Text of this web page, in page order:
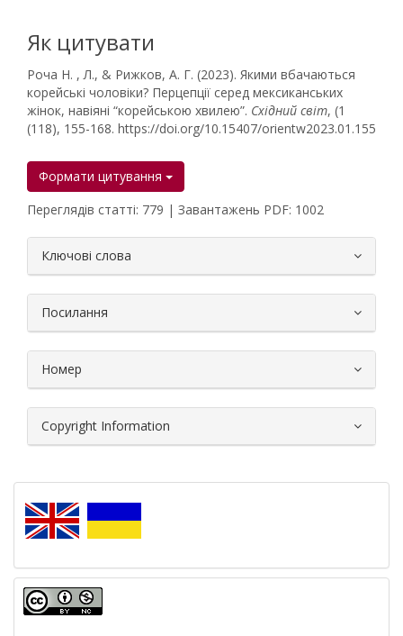
Як цитувати
Роча Н. , Л., & Рижков, А. Г. (2023). Якими вбачаються
корейські чоловіки? Перцепції серед мексиканських
жінок, навіяні “корейською хвилею”. Східний світ, (1
(118), 155-168. https://doi.org/10.15407/orientw2023.01.155
Формати цитування
Переглядів статті: 779 | Завантажень PDF: 1002
Ключові слова
Посилання
Номер
Copyright Information